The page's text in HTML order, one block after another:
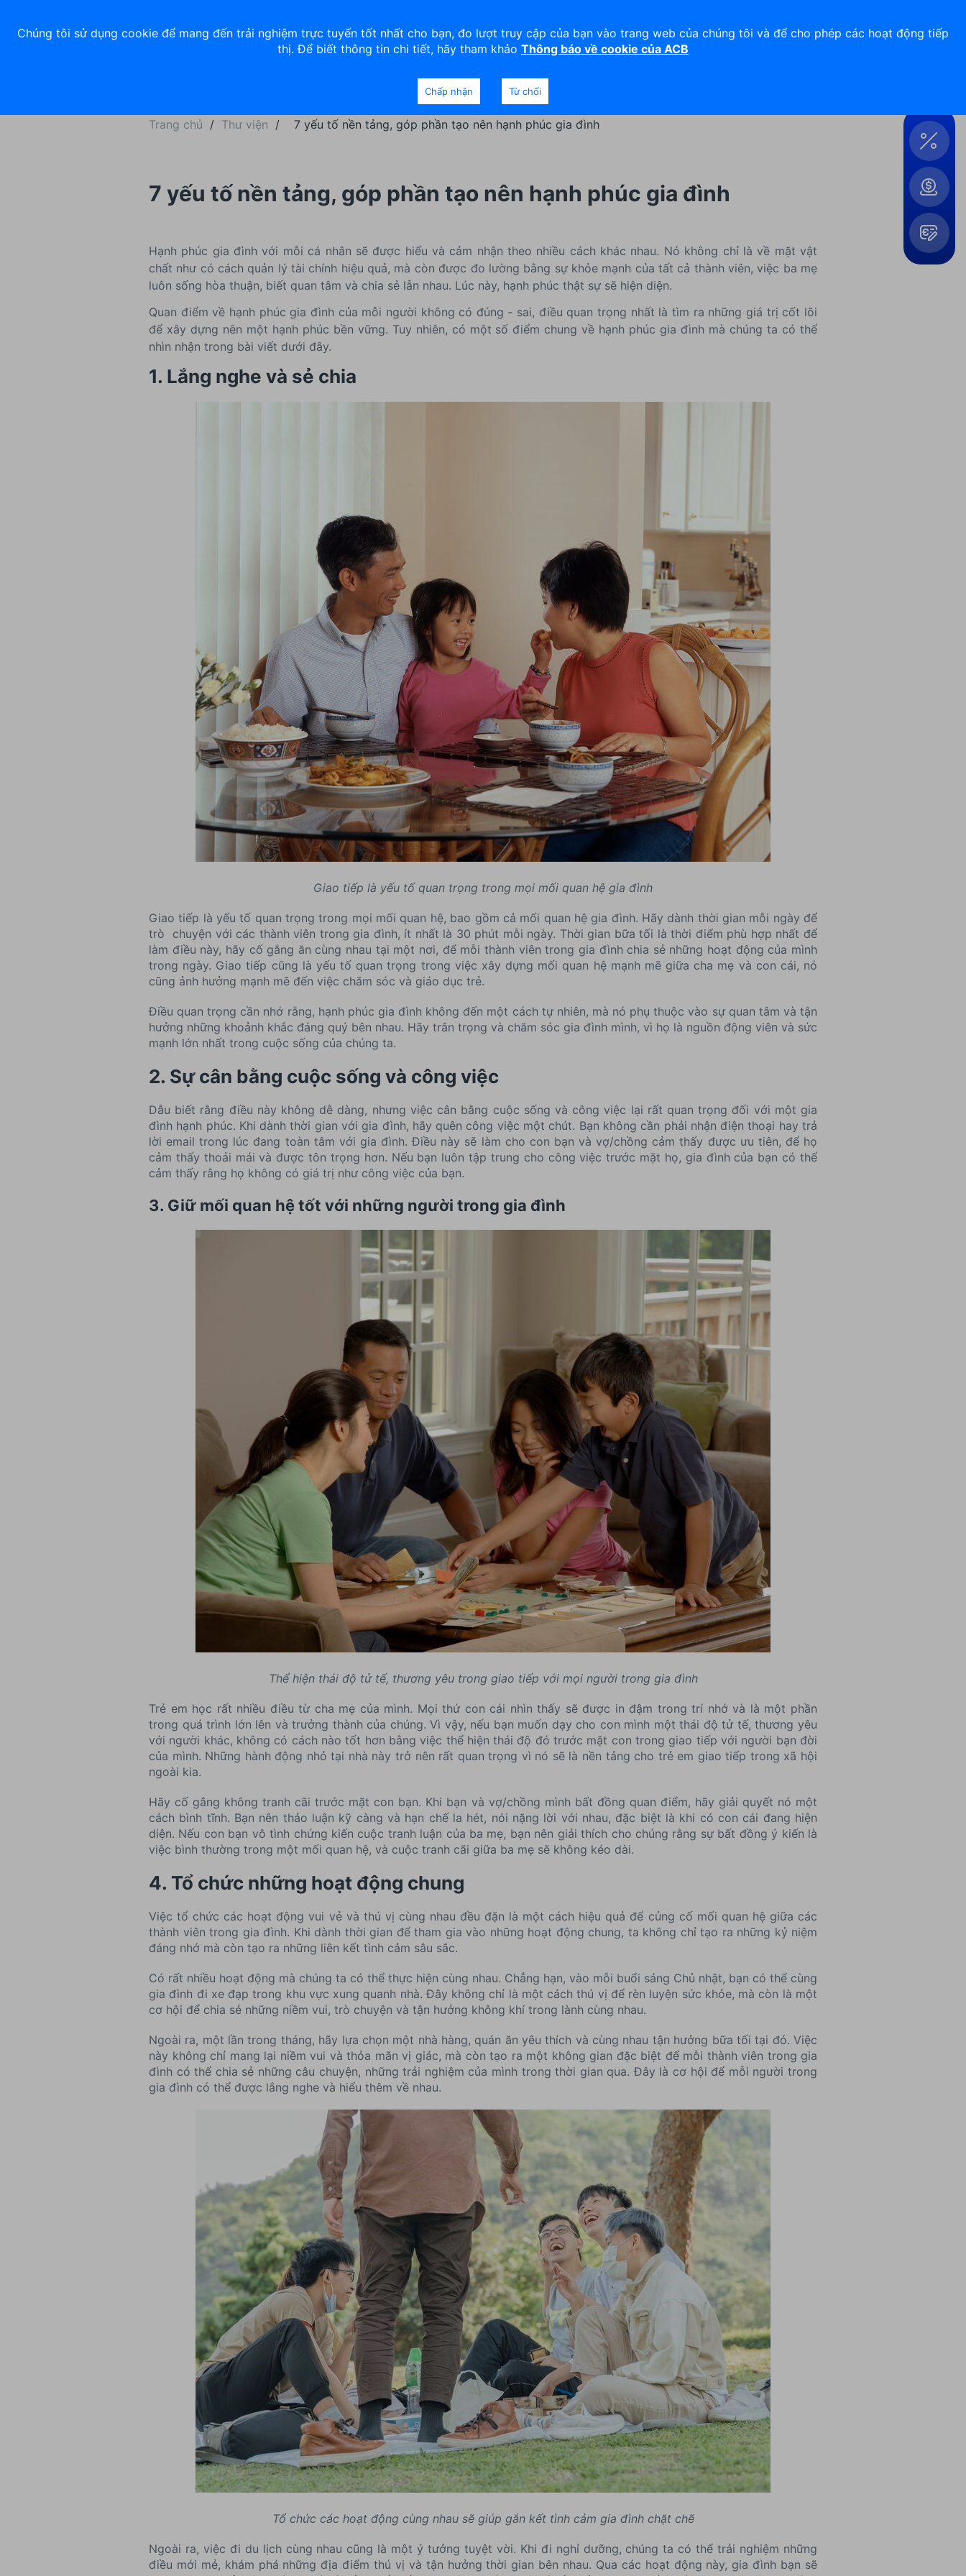
Trang chủ / Thư viện / 7 yếu tố nền tảng, góp phần tạo nên hạnh phúc gia đình
7 yếu tố nền tảng, góp phần tạo nên hạnh phúc gia đình
Hạnh phúc gia đình với mỗi cá nhân sẽ được hiểu và cảm nhận theo nhiều cách khác nhau. Nó không chỉ là về mặt vật
chất như có cách quản lý tài chính hiệu quả, mà còn được đo lường bằng sự khỏe mạnh của tất cả thành viên, việc ba mẹ
luôn sống hòa thuận, biết quan tâm và chia sẻ lẫn nhau. Lúc này, hạnh phúc thật sự sẽ hiện diện.
Quan điểm về hạnh phúc gia đình của mỗi người không có đúng - sai, điều quan trọng nhất là tìm ra những giá trị cốt lõi
để xây dựng nên một hạnh phúc bền vững. Tuy nhiên, có một số điểm chung về hạnh phúc gia đình mà chúng ta có thể
nhìn nhận trong bài viết dưới đây.
1. Lắng nghe và sẻ chia
Giao tiếp là yếu tố quan trọng trong mọi mối quan hệ gia đình
Giao tiếp là yếu tố quan trọng trong mọi mối quan hệ, bao gồm cả mối quan hệ gia đình. Hãy dành thời gian mỗi ngày để
trò chuyện với các thành viên trong gia đình, ít nhất là 30 phút mỗi ngày. Thời gian bữa tối là thời điểm phù hợp nhất để
làm điều này, hãy cố gắng ăn cùng nhau tại một nơi, để mỗi thành viên trong gia đình chia sẻ những hoạt động của mình
trong ngày. Giao tiếp cũng là yếu tố quan trọng trong việc xây dựng mối quan hệ mạnh mẽ giữa cha mẹ và con cái, nó
cũng ảnh hưởng mạnh mẽ đến việc chăm sóc và giáo dục trẻ.
Điều quan trọng cần nhớ rằng, hạnh phúc gia đình không đến một cách tự nhiên, mà nó phụ thuộc vào sự quan tâm và tận
hưởng những khoảnh khắc đáng quý bên nhau. Hãy trân trọng và chăm sóc gia đình mình, vì họ là nguồn động viên và sức
mạnh lớn nhất trong cuộc sống của chúng ta.
2. Sự cân bằng cuộc sống và công việc
Dẫu biết rằng điều này không dễ dàng, nhưng việc cân bằng cuộc sống và công việc lại rất quan trọng đối với một gia
đình hạnh phúc. Khi dành thời gian với gia đình, hãy quên công việc một chút. Bạn không cần phải nhận điện thoại hay trả
lời email trong lúc đang toàn tâm với gia đình. Điều này sẽ làm cho con bạn và vợ/chồng cảm thấy được ưu tiên, để họ
cảm thấy thoải mái và được tôn trọng hơn. Nếu bạn luôn tập trung cho công việc trước mặt họ, gia đình của bạn có thể
cảm thấy rằng họ không có giá trị như công việc của bạn.
3. Giữ mối quan hệ tốt với những người trong gia đình
Thể hiện thái độ tử tế, thương yêu trong giao tiếp với mọi người trong gia đình
Trẻ em học rất nhiều điều từ cha mẹ của mình. Mọi thứ con cái nhìn thấy sẽ được in đậm trong trí nhớ và là một phần
trong quá trình lớn lên và trưởng thành của chúng. Vì vậy, nếu bạn muốn dạy cho con mình một thái độ tử tế, thương yêu
với người khác, không có cách nào tốt hơn bằng việc thể hiện thái độ đó trước mặt con trong giao tiếp với người bạn đời
của mình. Những hành động nhỏ tại nhà này trở nên rất quan trọng vì nó sẽ là nền tảng cho trẻ em giao tiếp trong xã hội
ngoài kia.
Hãy cố gắng không tranh cãi trước mặt con bạn. Khi bạn và vợ/chồng mình bất đồng quan điểm, hãy giải quyết nó một
cách bình tĩnh. Bạn nên thảo luận kỹ càng và hạn chế la hét, nói nặng lời với nhau, đặc biệt là khi có con cái đang hiện
diện. Nếu con bạn vô tình chứng kiến cuộc tranh luận của ba mẹ, bạn nên giải thích cho chúng rằng sự bất đồng ý kiến là
việc bình thường trong một mối quan hệ, và cuộc tranh cãi giữa ba mẹ sẽ không kéo dài.
4. Tổ chức những hoạt động chung
Việc tổ chức các hoạt động vui vẻ và thú vị cùng nhau đều đặn là một cách hiệu quả để củng cố mối quan hệ giữa các
thành viên trong gia đình. Khi dành thời gian để tham gia vào những hoạt động chung, ta không chỉ tạo ra những kỷ niệm
đáng nhớ mà còn tạo ra những liên kết tình cảm sâu sắc.
Có rất nhiều hoạt động mà chúng ta có thể thực hiện cùng nhau. Chẳng hạn, vào mỗi buổi sáng Chủ nhật, bạn có thể cùng
gia đình đi xe đạp trong khu vực xung quanh nhà. Đây không chỉ là một cách thú vị để rèn luyện sức khỏe, mà còn là một
cơ hội để chia sẻ những niềm vui, trò chuyện và tận hưởng không khí trong lành cùng nhau.
Ngoài ra, một lần trong tháng, hãy lựa chọn một nhà hàng, quán ăn yêu thích và cùng nhau tận hưởng bữa tối tại đó. Việc
này không chỉ mang lại niềm vui và thỏa mãn vị giác, mà còn tạo ra một không gian đặc biệt để mỗi thành viên trong gia
đình có thể chia sẻ những câu chuyện, những trải nghiệm của mình trong thời gian qua. Đây là cơ hội để mỗi người trong
gia đình có thể được lắng nghe và hiểu thêm về nhau.
Tổ chức các hoạt động cùng nhau sẽ giúp gắn kết tình cảm gia đình chặt chẽ
Ngoài ra, việc đi du lịch cùng nhau cũng là một ý tưởng tuyệt vời. Khi đi nghỉ dưỡng, chúng ta có thể trải nghiệm những
điều mới mẻ, khám phá những địa điểm thú vị và tận hưởng thời gian bên nhau. Qua các hoạt động này, gia đình bạn sẽ
Tiện
ích
Mở
Chúng tôi sử dụng cookie để mang đến trải nghiệm trực tuyến tốt nhất cho bạn, đo lượt truy cập của bạn vào trang web của chúng tôi và để cho phép các hoạt động tiếp
thị. Để biết thông tin chi tiết, hãy tham khảo Thông báo về cookie của ACB
Chấp nhận Từ chối